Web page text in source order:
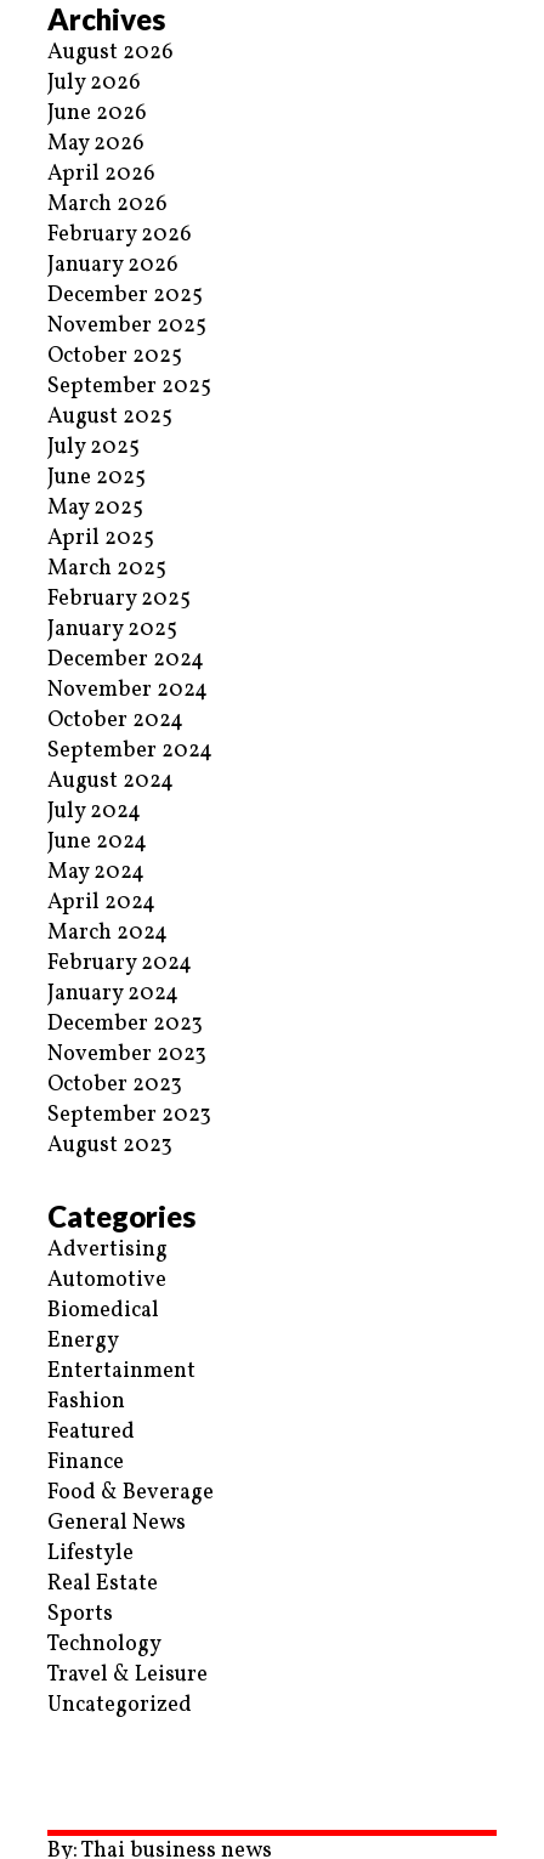
Archives
August 2026
July 2026
June 2026
May 2026
April 2026
March 2026
February 2026
January 2026
December 2025
November 2025
October 2025
September 2025
August 2025
July 2025
June 2025
May 2025
April 2025
March 2025
February 2025
January 2025
December 2024
November 2024
October 2024
September 2024
August 2024
July 2024
June 2024
May 2024
April 2024
March 2024
February 2024
January 2024
December 2023
November 2023
October 2023
September 2023
August 2023
Categories
Advertising
Automotive
Biomedical
Energy
Entertainment
Fashion
Featured
Finance
Food & Beverage
General News
Lifestyle
Real Estate
Sports
Technology
Travel & Leisure
Uncategorized
By: Thai business news